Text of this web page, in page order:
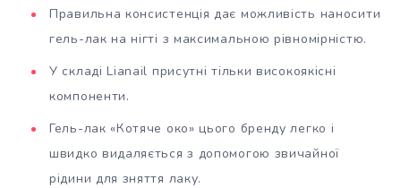
Правильна консистенція дає можливість наносити
гель-лак на нігті з максимальною рівномірністю.
У складі Lianail присутні тільки високоякісні
компоненти.
Гель-лак «Котяче око» цього бренду легко і
швидко видаляється з допомогою звичайної
рідини для зняття лаку.